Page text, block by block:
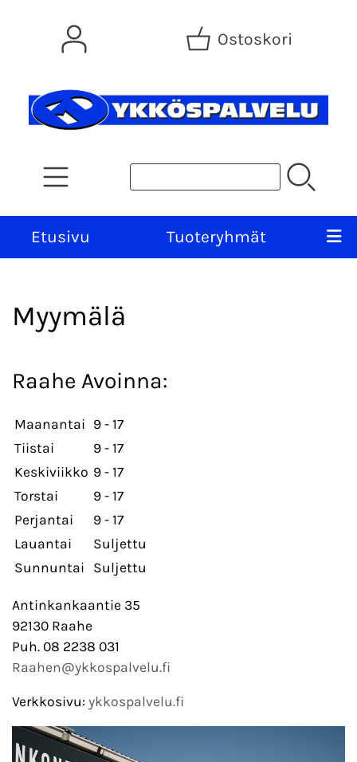
Ostoskori
Etusivu Tuoteryhmät
Myymälä
Raahe Avoinna:
Maanantai 9 - 17
Tiistai
9 - 17
Keskiviikko 9 - 17
Torstai
9 - 17
Perjantai
9 - 17
Lauantai
Suljettu
Sunnuntai
Suljettu
Antinkankaantie 35
92130 Raahe
Puh. 08 2238 031
Raahen@ykkospalvelu.fi
Verkkosivu: ykkospalvelu.fi